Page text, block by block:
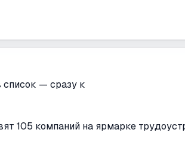
список — сразу к
105 компаний на ярмарке